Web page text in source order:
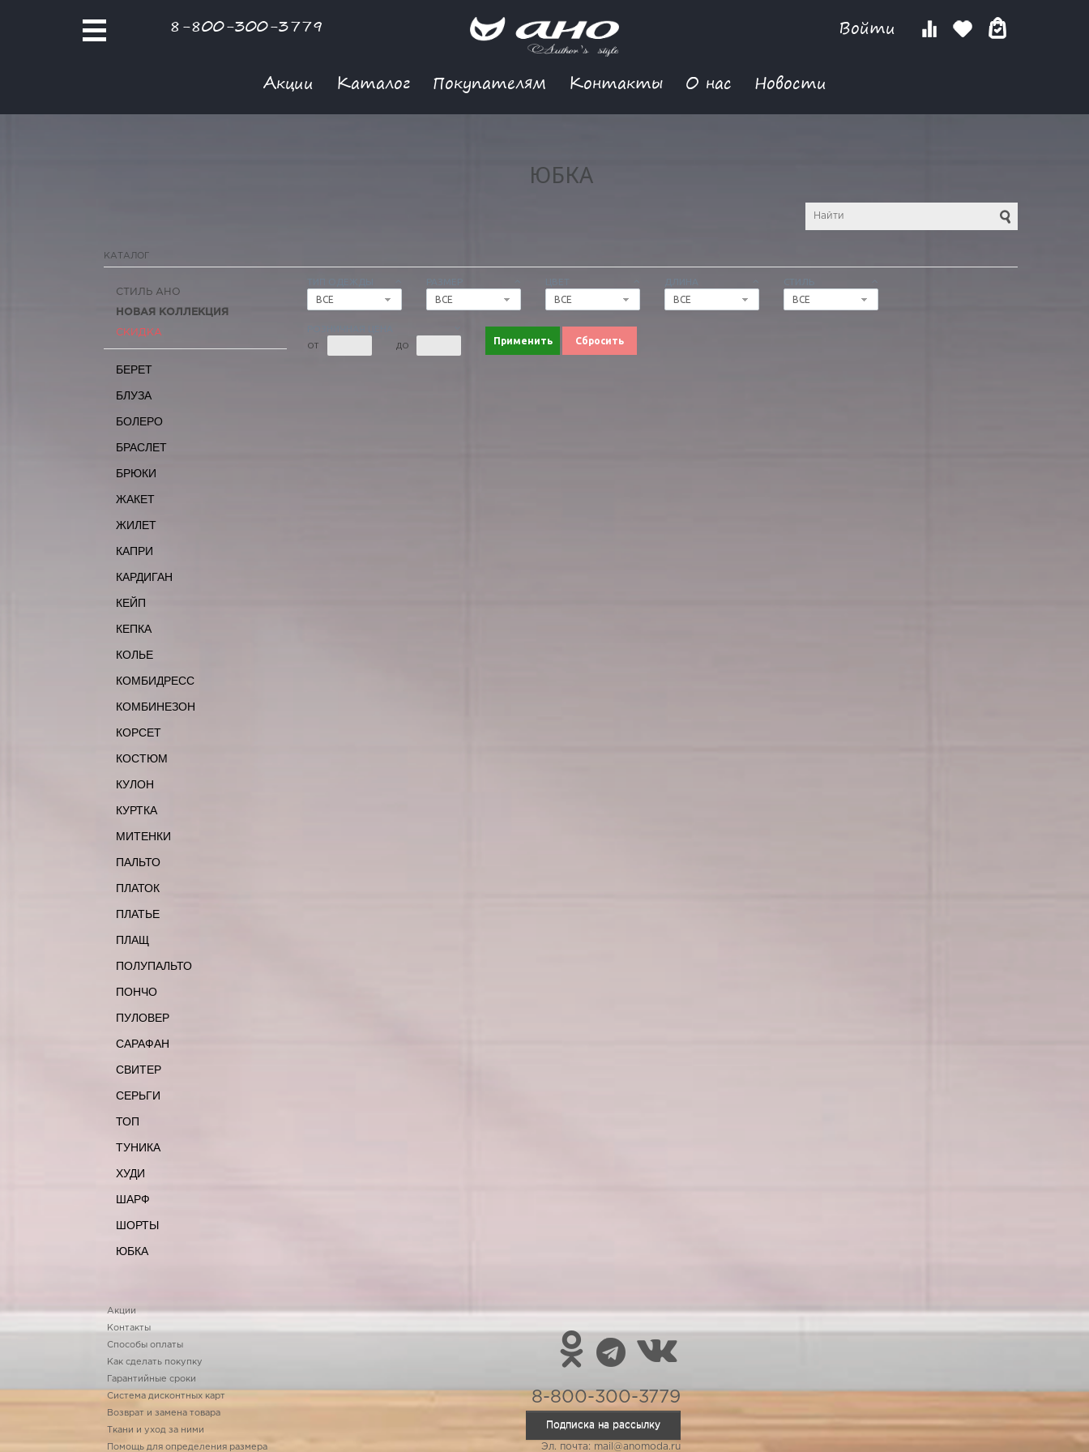
8-800-300-3779 Войти
Акции Каталог Покупателям Контакты О нас Новости
ЮБКА
КАТАЛОГ
ВСЕ
ВСЕ
ВСЕ
ВСЕ
СТИЛЬ
ВСЕ
ОТ ДО Применить Сбросить
СТИЛЬ АНО
НОВАЯ КОЛЛЕКЦИЯ
СКИДКА
БЕРЕТ
БЛУЗА
БОЛЕРО
БРАСЛЕТ
БРЮКИ
ЖАКЕТ
ЖИЛЕТ
КАПРИ
КАРДИГАН
КЕЙП
КЕПКА
КОЛЬЕ
КОМБИДРЕСС
КОМБИНЕЗОН
КОРСЕТ
КОСТЮМ
КУЛОН
КУРТКА
МИТЕНКИ
ПАЛЬТО
ПЛАТОК
ПЛАТЬЕ
ПЛАЩ
ПОЛУПАЛЬТО
ПОНЧО
ПУЛОВЕР
САРАФАН
СВИТЕР
СЕРЬГИ
ТОП
ТУНИКА
ХУДИ
ШАРФ
ШОРТЫ
ЮБКА
Акции
Контакты
Способы оплаты
Как сделать покупку
Гарантийные сроки
Система дисконтных карт
Возврат и замена товара
Ткани и уход за ними
Помощь для определения размера
8-800-300-3779
Подписка на рассылку
Эл. почта: mail@anomoda.ru